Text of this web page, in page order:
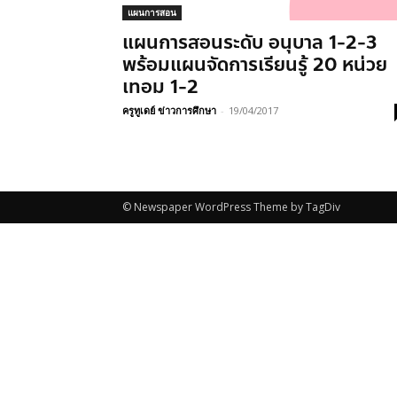
แผนการสอน
แผนการสอนระดับ อนุบาล 1-2-3
พร้อมแผนจัดการเรียนรู้ 20 หน่วย
เทอม 1-2
ครูทูเดย์ ข่าวการศึกษา - 19/04/2017
© Newspaper WordPress Theme by TagDiv